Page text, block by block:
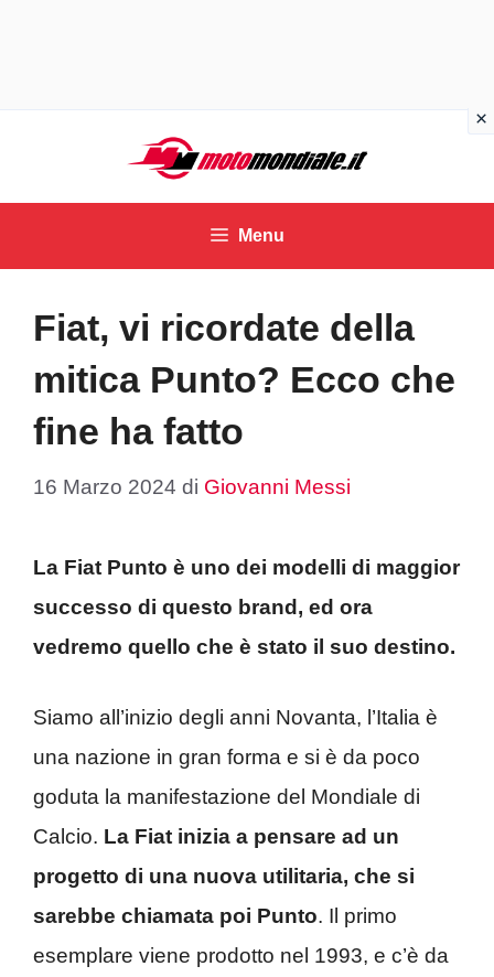
contenuto
Menu
Fiat, vi ricordate della
mitica Punto? Ecco che
fine ha fatto
16 Marzo 2024 di Giovanni Messi
La Fiat Punto è uno dei modelli di maggior
successo di questo brand, ed ora
vedremo quello che è stato il suo destino.
Siamo all’inizio degli anni Novanta, l’Italia è
una nazione in gran forma e si è da poco
goduta la manifestazione del Mondiale di
Calcio. La Fiat inizia a pensare ad un
progetto di una nuova utilitaria, che si
sarebbe chiamata poi Punto. Il primo
esemplare viene prodotto nel 1993, e c’è da